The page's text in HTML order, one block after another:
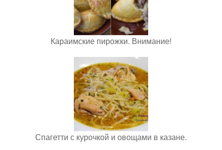
Караимские пирожки. Внимание!
Спагетти с курочкой и овощами в казане.